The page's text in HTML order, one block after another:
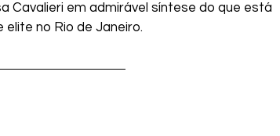
Cavalieri em admirável síntese do que está
no Rio de Janeiro.